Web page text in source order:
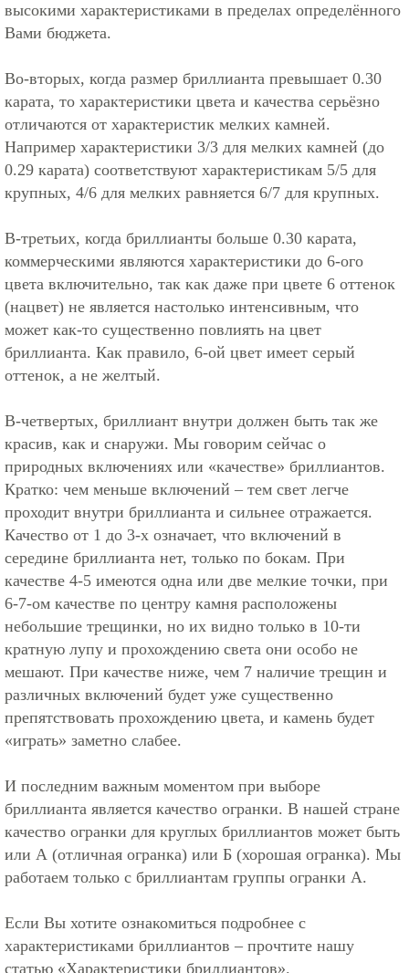
высокими характеристиками в пределах определённого
Вами бюджета.
Во-вторых, когда размер бриллианта превышает 0.30
карата, то характеристики цвета и качества серьёзно
отличаются от характеристик мелких камней.
Например характеристики 3/3 для мелких камней (до
0.29 карата) соответствуют характеристикам 5/5 для
крупных, 4/6 для мелких равняется 6/7 для крупных.
В-третьих, когда бриллианты больше 0.30 карата,
коммерческими являются характеристики до 6-ого
цвета включительно, так как даже при цвете 6 оттенок
(нацвет) не является настолько интенсивным, что
может как-то существенно повлиять на цвет
бриллианта. Как правило, 6-ой цвет имеет серый
оттенок, а не желтый.
В-четвертых, бриллиант внутри должен быть так же
красив, как и снаружи. Мы говорим сейчас о
природных включениях или «качестве» бриллиантов.
Кратко: чем меньше включений – тем свет легче
проходит внутри бриллианта и сильнее отражается.
Качество от 1 до 3-х означает, что включений в
середине бриллианта нет, только по бокам. При
качестве 4-5 имеются одна или две мелкие точки, при
6-7-ом качестве по центру камня расположены
небольшие трещинки, но их видно только в 10-ти
кратную лупу и прохождению света они особо не
мешают. При качестве ниже, чем 7 наличие трещин и
различных включений будет уже существенно
препятствовать прохождению цвета, и камень будет
«играть» заметно слабее.
И последним важным моментом при выборе
бриллианта является качество огранки. В нашей стране
качество огранки для круглых бриллиантов может быть
или А (отличная огранка) или Б (хорошая огранка). Мы
работаем только с бриллиантам группы огранки А.
Если Вы хотите ознакомиться подробнее с
характеристиками бриллиантов – прочтите нашу
статью «Характеристики бриллиантов».